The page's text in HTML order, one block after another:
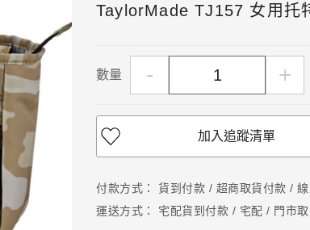
TaylorMade TJ157 女用托
數量 - +
加入追蹤清單
付款方式：
貨到付款 / 超商取貨付款 /
運送方式：
宅配貨到付款 / 宅配 / 門市